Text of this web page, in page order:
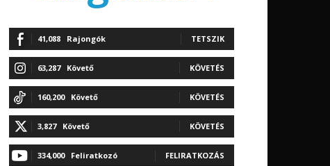
41,088 Rajongók TETSZIK
63,287 Követő KÖVETÉS
160,200 Követő KÖVETÉS
3,827 Követő KÖVETÉS
334,000 Feliratkozó FELIRATKOZÁS